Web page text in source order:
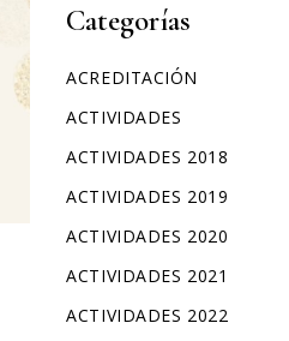
Categorías
ACREDITACIÓN
ACTIVIDADES
ACTIVIDADES 2018
ACTIVIDADES 2019
ACTIVIDADES 2020
ACTIVIDADES 2021
ACTIVIDADES 2022